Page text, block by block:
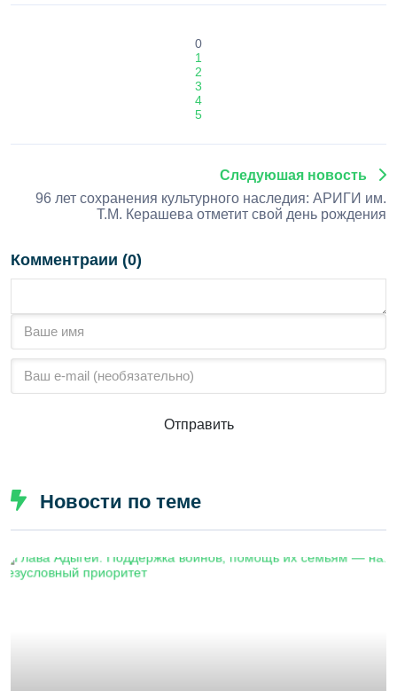
0
1
2
3
4
5
Следуюшая новость
96 лет сохранения культурного наследия: АРИГИ им.
Т.М. Керашева отметит свой день рождения
Комментраии (0)
Отправить
Новости по теме